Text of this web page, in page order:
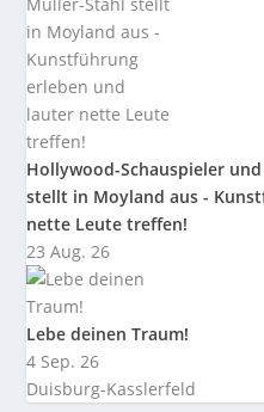
Hollywood-Schauspieler
stellt in Moyland aus -
nette Leute treffen!
23 Aug. 26
Lebe deinen Traum!
4 Sep. 26
Duisburg-Kasslerfeld